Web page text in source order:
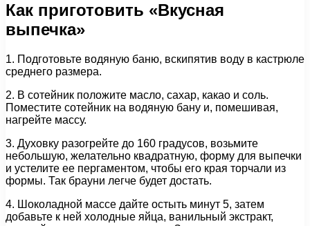
Как приготовить «Вкусная
выпечка»
1. Подготовьте водяную баню, вскипятив воду в кастрюле
среднего размера.
2. В сотейник положите масло, сахар, какао и соль.
Поместите сотейник на водяную бану и, помешивая,
нагрейте массу.
3. Духовку разогрейте до 160 градусов, возьмите
небольшую, желательно квадратную, форму для выпечки
и устелите ее пергаментом, чтобы его края торчали из
формы. Так брауни легче будет достать.
4. Шоколадной массе дайте остыть минут 5, затем
добавьте к ней холодные яйца, ванильный экстракт,